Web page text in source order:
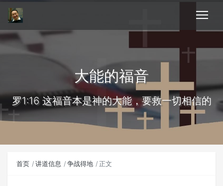
大能的福音
罗1:16 这福音本是神的大能，要救一切相信的
首页 讲道信息 争战得地 正文